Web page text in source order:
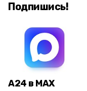
Подпишись!
А24 в MAX